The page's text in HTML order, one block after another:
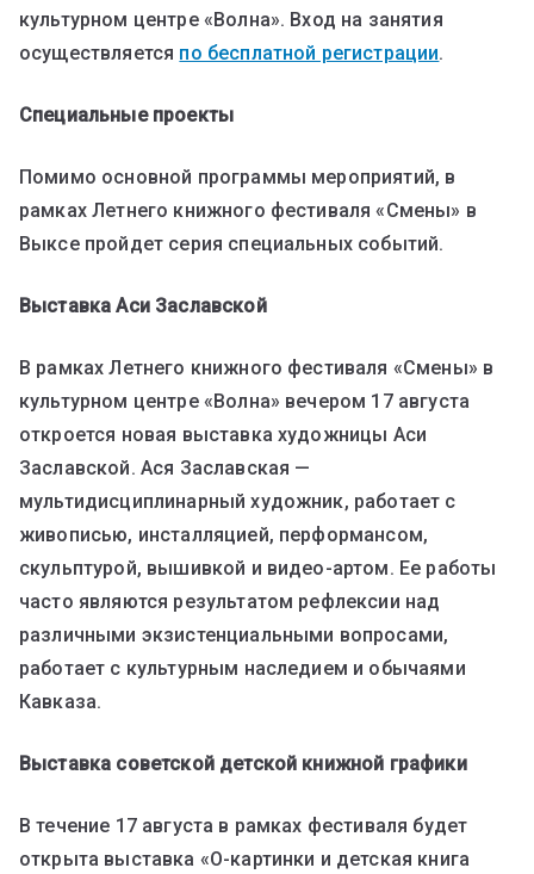
культурном центре «Волна». Вход на занятия
осуществляется по бесплатной регистрации.
Специальные проекты
Помимо основной программы мероприятий, в
рамках Летнего книжного фестиваля «Смены» в
Выксе пройдет серия специальных событий.
Выставка Аси Заславской
В рамках Летнего книжного фестиваля «Смены» в
культурном центре «Волна» вечером 17 августа
откроется новая выставка художницы Аси
Заславской. Ася Заславская —
мультидисциплинарный художник, работает с
живописью, инсталляцией, перформансом,
скульптурой, вышивкой и видео-артом. Ее работы
часто являются результатом рефлексии над
различными экзистенциальными вопросами,
работает с культурным наследием и обычаями
Кавказа.
Выставка советской детской книжной графики
В течение 17 августа в рамках фестиваля будет
открыта выставка «О-картинки и детская книга